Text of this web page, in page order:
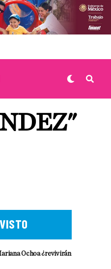
Ochoa ¿revivirán